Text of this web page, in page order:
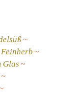
Feinherb
Glas